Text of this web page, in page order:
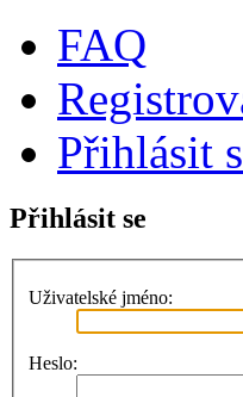
FAQ
Přihlásit
Přihlásit se
Uživatelské jméno:
Heslo: